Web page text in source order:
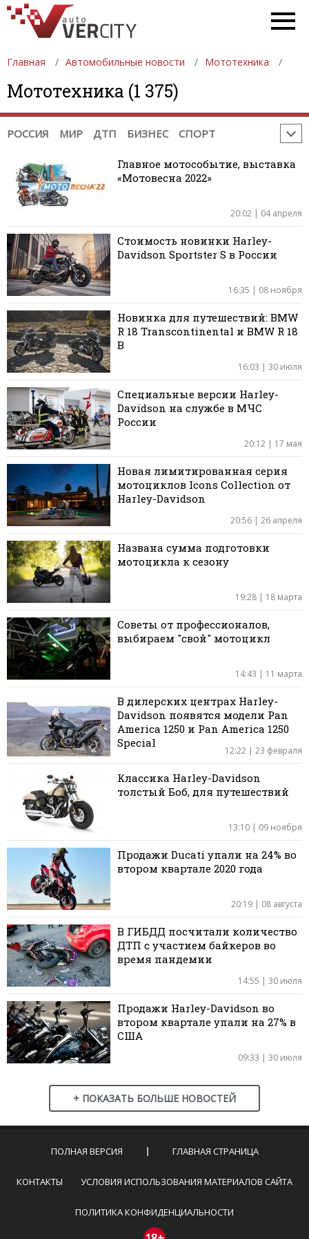
Главная Автомобильные новости Мототехника
Мототехника (1 375)
РОССИЯ МИР ДТП БИЗНЕС СПОРТ
ФОРМУЛА 2
INDYCAR
NASCAR ФОРМУЛА-Е
WRC
MOTO3
WSBK TOURIST TROPHY МОТОКРОСС
Главное мотособытие, выставка
«Мотовесна 2022»
20:02 | 04 апреля
Стоимость новинки Harley-
Davidson Sportster S в России
16:35 | 08 ноября
Новинка для путешествий: BMW
R 18 Transcontinental и BMW R 18
B
16:03 | 30 июля
Специальные версии Harley-
Davidson на службе в МЧС
России
20:12 | 17 мая
Новая лимитированная серия
мотоциклов Icons Collection от
Harley-Davidson
20:56 | 26 апреля
Названа сумма подготовки
мотоцикла к сезону
19:28 | 18 марта
Советы от профессионалов,
выбираем "свой" мотоцикл
14:43 | 11 марта
В дилерских центрах Harley-
Davidson появятся модели Pan
America 1250 и Pan America 1250
Special
12:22 | 23 февраля
Классика Harley-Davidson
толстый Боб, для путешествий
13:10 | 09 ноября
Продажи Ducati упали на 24% во
втором квартале 2020 года
20:19 | 08 августа
В ГИБДД посчитали количество
ДТП с участием байкеров во
время пандемии
14:55 | 30 июля
Продажи Harley-Davidson во
втором квартале упали на 27% в
США
09:33 | 30 июля
+ ПОКАЗАТЬ БОЛЬШЕ НОВОСТЕЙ
ПОЛНАЯ ВЕРСИЯ ГЛАВНАЯ СТРАНИЦА
КОНТАКТЫ УСЛОВИЯ ИСПОЛЬЗОВАНИЯ МАТЕРИАЛОВ САЙТА
ПОЛИТИКА КОНФИДЕНЦИАЛЬНОСТИ